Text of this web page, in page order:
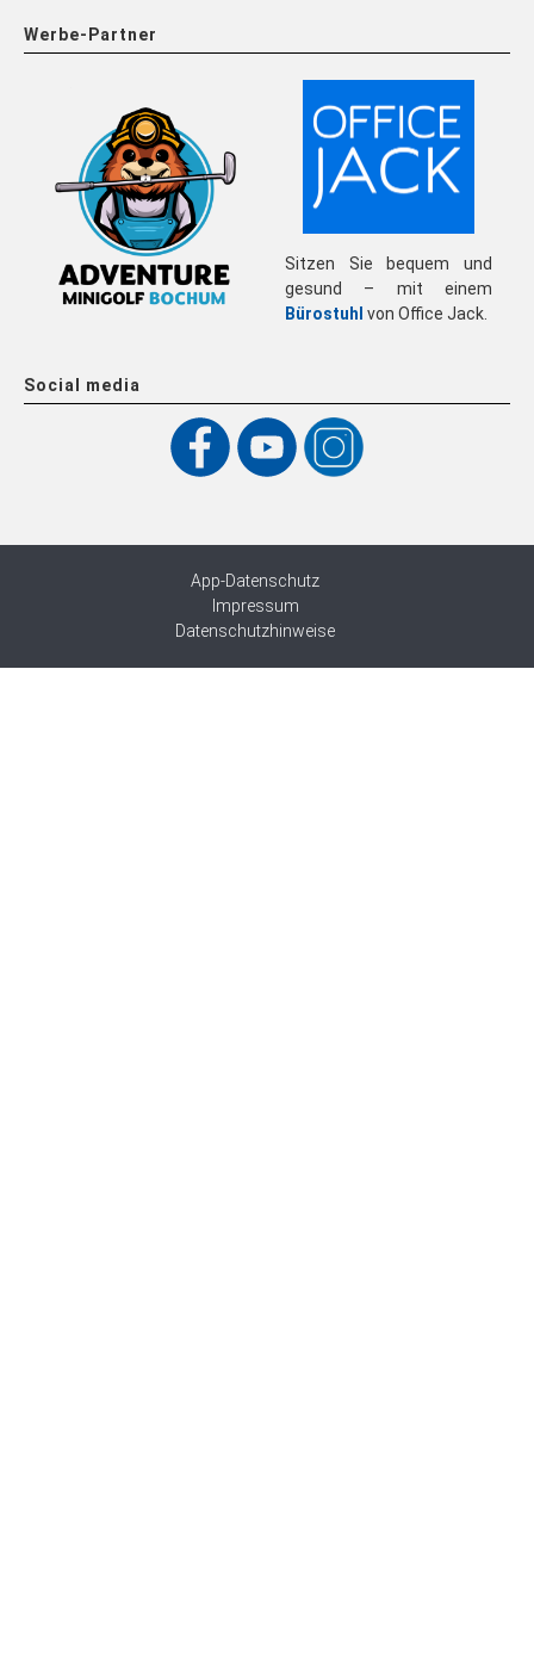
Werbe-Partner
Sitzen Sie bequem und
gesund – mit einem
Bürostuhl von Office Jack.
Social media
App-Datenschutz
Impressum
Datenschutzhinweise